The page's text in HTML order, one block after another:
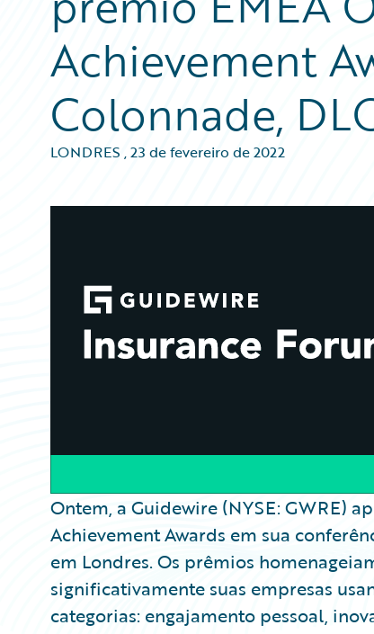
Achievement
Colonnade,
LONDRES ,23 de fevereiro de 2022
Ontem, a Guidewire (NYSE: GWRE)
Achievement Awards em sua
em Londres. Os prêmios
significativamente suas empresas
categorias: engajamento pessoal,